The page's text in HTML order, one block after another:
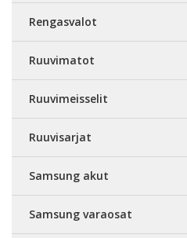
Rengasvalot
Ruuvimatot
Ruuvimeisselit
Ruuvisarjat
Samsung akut
Samsung varaosat